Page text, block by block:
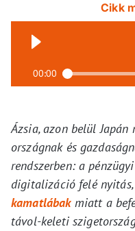
Cikk
00:00
Ázsia, azon belül
országnak és
rendszerben: a
digitalizáció felé
kamatlábakmiatt a
távol-keleti